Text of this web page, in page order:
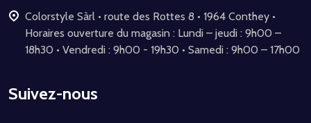
Colorstyle Sàrl • route des Rottes 8 • 1964 Conthey •
Horaires ouverture du magasin : Lundi – jeudi : 9h00 –
18h30 • Vendredi : 9h00 - 19h30 • Samedi : 9h00 – 17h00
Suivez-nous